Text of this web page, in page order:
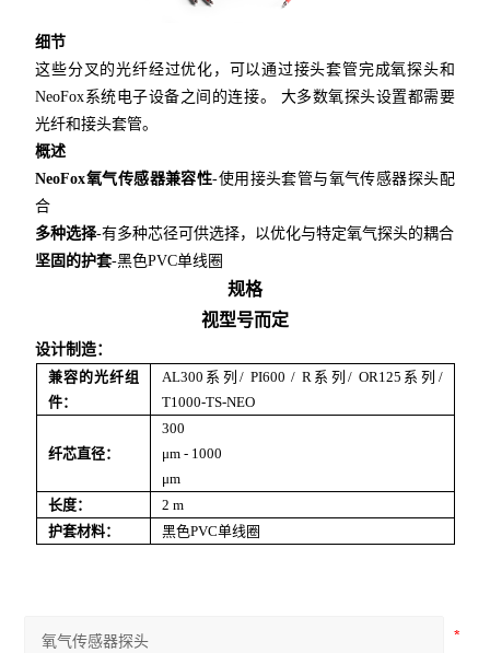
细节
这些分叉的光纤经过优化，可以通过接头套管完成氧探头和
NeoFox系统电子设备之间的连接。 大多数氧探头设置都需要
光纤和接头套管。
概述
NeoFox氧气传感器兼容性-使用接头套管与氧气传感器探头配
合
多种选择-有多种芯径可供选择，以优化与特定氧气探头的耦合
坚固的护套-黑色PVC单线圈
规格
视型号而定
设计制造：
兼容的光纤组
件：
AL300系列/ PI600 / R系列/ OR125系列/
T1000-TS-NEO
纤芯直径：
300
μm - 1000
μm
长度：
2 m
护套材料：
黑色PVC单线圈